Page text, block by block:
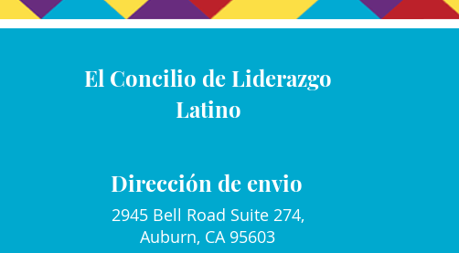
El Concilio de Liderazgo
Latino
Dirección de envio
2945 Bell Road Suite 274,
Auburn, CA 95603